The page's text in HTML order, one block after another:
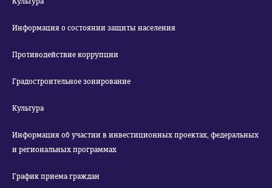
Информация о состоянии защиты населения
Противодействие коррупции
Градостроительное зонирование
Культура
Информация об участии в инвестиционных проектах, федеральных
и региональных программах
График приема граждан